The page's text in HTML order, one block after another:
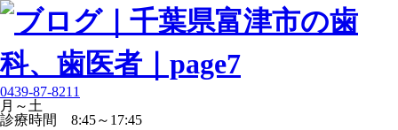
0439-87-8211
月～土
診療時間 8:45～17:45